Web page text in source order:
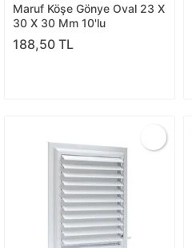
Maruf Köşe Gönye Oval 23 X
30 X 30 Mm 10'lu
188,50 TL